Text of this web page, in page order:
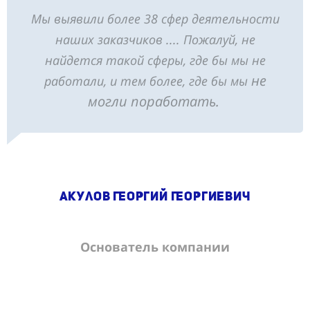
Мы выявили более 38 сфер деятельности
наших заказчиков .... Пожалуй, не
найдется такой сферы, где бы мы не
работали, и тем более, где бы мы не
могли поработать.
Акулов Георгий Георгиевич
Основатель компании